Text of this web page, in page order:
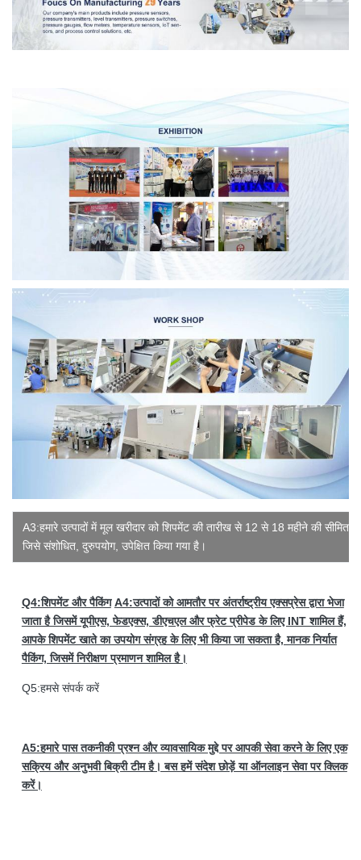
A3:हमारे उत्पादों में मूल खरीदार को शिपमेंट की तारीख से 12 से 18 महीने की सीमित
जिसे संशोधित, दुरुपयोग, उपेक्षित किया गया है।
Q4:शिपमेंट और पैकिंग A4:उत्पादों को आमतौर पर अंतर्राष्ट्रीय एक्सप्रेस द्वारा भेजा
जाता है जिसमें यूपीएस, फेडएक्स, डीएचएल और फ्रेट प्रीपेड के लिए INT शामिल हैं,
आपके शिपमेंट खाते का उपयोग संग्रह के लिए भी किया जा सकता है, मानक निर्यात
पैकिंग, जिसमें निरीक्षण प्रमाणन शामिल है।
Q5:हमसे संपर्क करें
A5:हमारे पास तकनीकी प्रश्न और व्यावसायिक मुद्दे पर आपकी सेवा करने के लिए एक
सक्रिय और अनुभवी बिक्री टीम है। बस हमें संदेश छोड़ें या ऑनलाइन सेवा पर क्लिक
करें।